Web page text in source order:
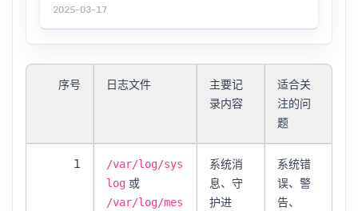
2025-03-17
序号 日志文件
主要记
录内容
适合关
注的问
题
1
/var/log/sys
log 或
/var/log/mes
系统消
息、守
护进
系统错
误、警
告、